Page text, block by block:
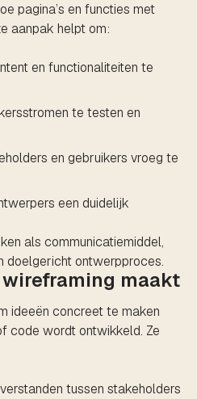
pagina’s en functies met
aanpak helpt om:
en functionaliteiten te
te testen en
en gebruikers vroeg te
een duidelijk
als communicatiemiddel,
doelgericht ontwerpproces.
maakt
ideeën concreet te maken
code wordt ontwikkeld. Ze
tussen stakeholders